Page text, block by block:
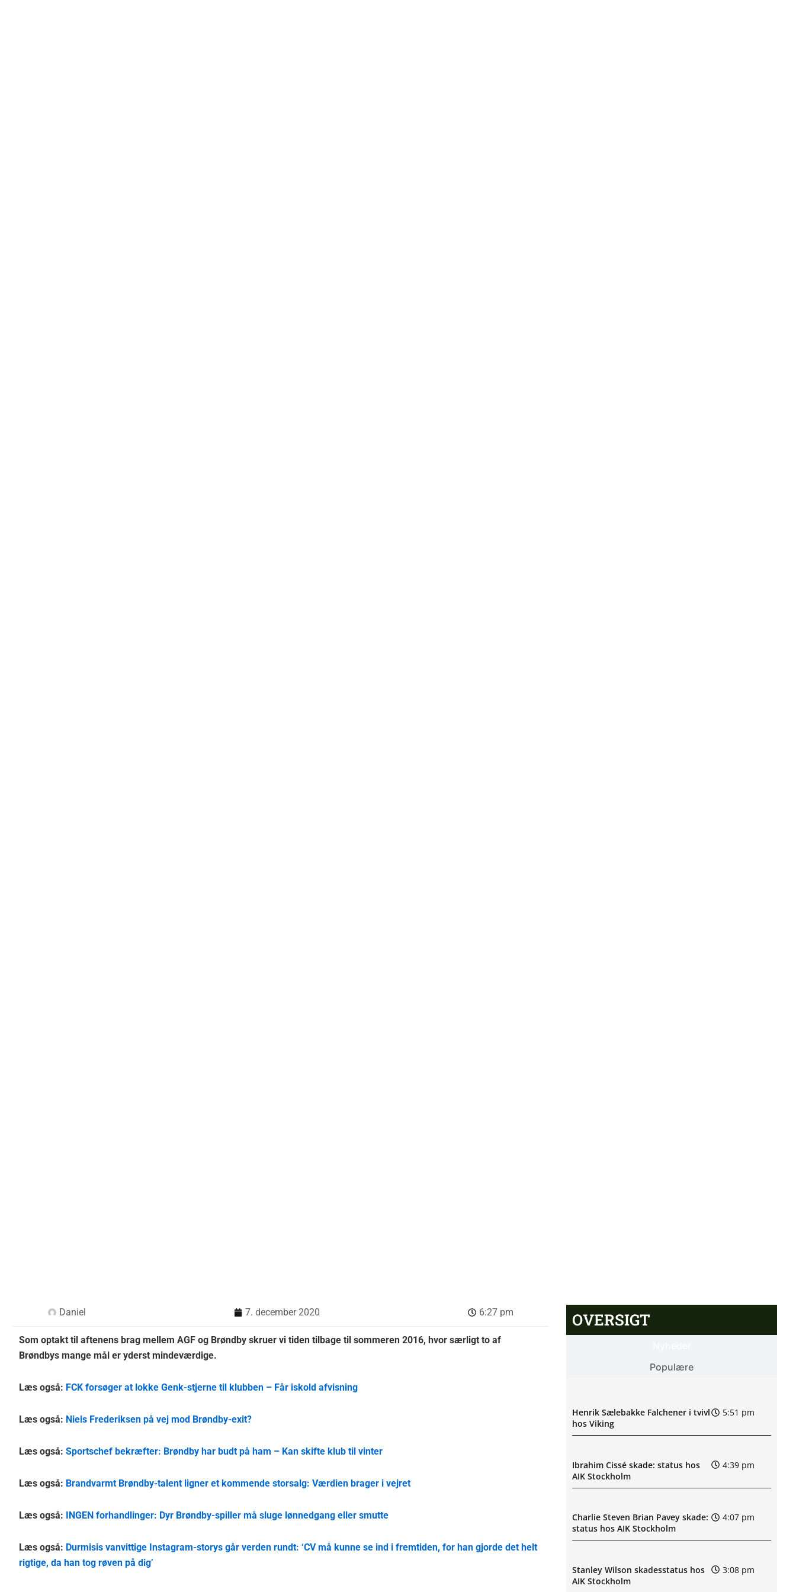
Daniel 7. december 2020 6:27 pm
Som optakt til aftenens brag mellem AGF og Brøndby skruer vi tiden tilbage til sommeren 2016, hvor særligt to af
Brøndbys mange mål er yderst mindeværdige.
Læs også: FCK forsøger at lokke Genk-stjerne til klubben – Får iskold afvisning
Læs også: Niels Frederiksen på vej mod Brøndby-exit?
Læs også: Sportschef bekræfter: Brøndby har budt på ham – Kan skifte klub til vinter
Læs også: Brandvarmt Brøndby-talent ligner et kommende storsalg: Værdien brager i vejret
Læs også: INGEN forhandlinger: Dyr Brøndby-spiller må sluge lønnedgang eller smutte
Læs også: Durmisis vanvittige Instagram-storys går verden rundt: ‘CV må kunne se ind i fremtiden, for han gjorde det helt
rigtige, da han tog røven på dig’
OVERSIGT
Populære
Henrik Sælebakke Falchener i tvivl
hos Viking
5:51 pm
Ibrahim Cissé skade: status hos
AIK Stockholm
4:39 pm
Charlie Steven Brian Pavey skade:
status hos AIK Stockholm
4:07 pm
Stanley Wilson skadesstatus hos
AIK Stockholm
3:08 pm